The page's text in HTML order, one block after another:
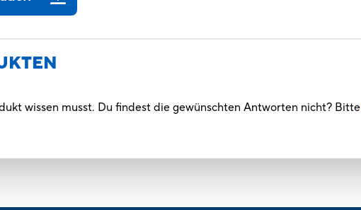
wissen musst. Du findest die gewünschten Antworten nicht? Bitte